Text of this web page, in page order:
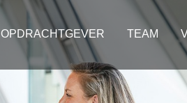
OPDRACHTGEVER TEAM